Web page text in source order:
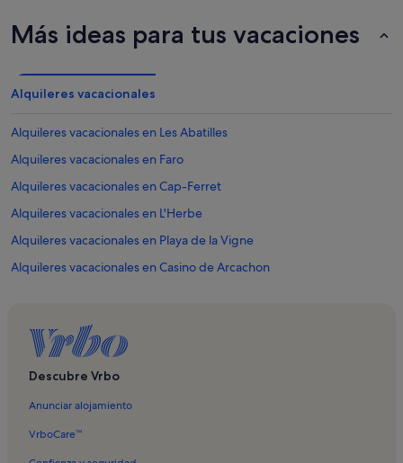
Más ideas para tus vacaciones
Alquileres vacacionales
Alquileres vacacionales en Les Abatilles
Alquileres vacacionales en Faro
Alquileres vacacionales en Cap-Ferret
Alquileres vacacionales en L'Herbe
Alquileres vacacionales en Playa de la Vigne
Alquileres vacacionales en Casino de Arcachon
Alquileres vacacionales en La Teste-de-Buch
Alquileres vacacionales en La Hume
Alquileres vacacionales en Grand Piquey
Alquileres vacacionales en Le Canon
Alquileres vacacionales en Le Phare du Cap Ferret
Alquileres vacacionales en Piraillan
Descubre Vrbo
Anunciar alojamiento
VrboCare™